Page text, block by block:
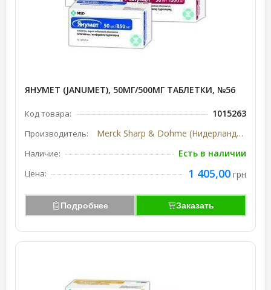
ЯНУМЕТ (JANUMET), 50МГ/500МГ ТАБЛЕТКИ, №56
Код товара: 1015263
Производитель: Merck Sharp & Dohme (Нидерланды-США)
Наличие: Есть в наличии
Цена: 1 405,00 грн
Подробнее Заказать